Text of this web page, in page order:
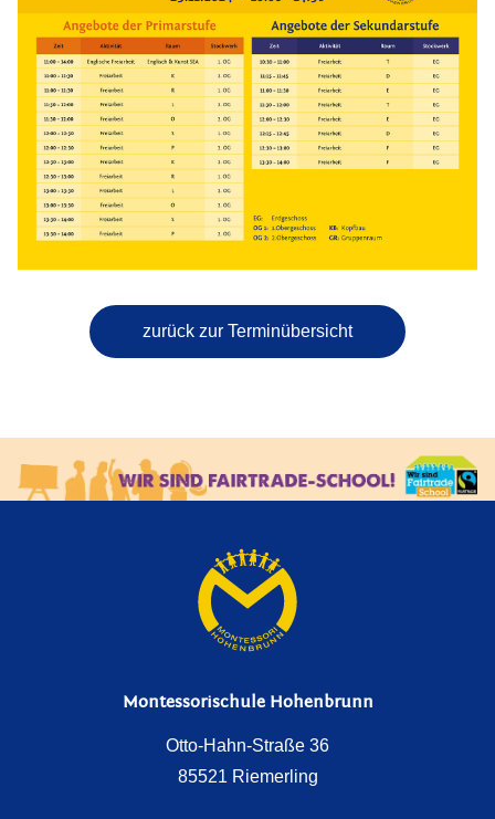
zurück zur Terminübersicht
Montessorischule Hohenbrunn
Otto-Hahn-Straße 36
85521 Riemerling